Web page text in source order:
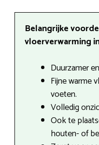
Belangrijke
vloerverwarming
Duurzamer
Fijne warme
voeten.
Volledig
Ook te
houten- of